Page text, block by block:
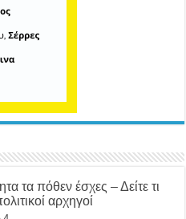
τα πόθεν έσχες – Δείτε τι
αρχηγοί